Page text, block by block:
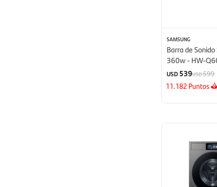
SAMSUNG
Barra de
360w - HW-
USD 539USD599
11.182 Puntos